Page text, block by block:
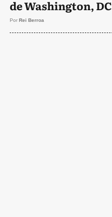
de Washington, DC
Por Rei Berroa